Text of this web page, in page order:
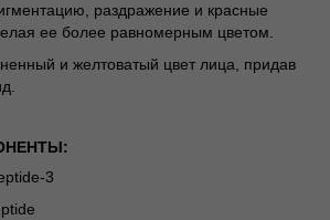
раздражение и красные
ее более равномерным цветом.
и желтоватый цвет лица, придав
3